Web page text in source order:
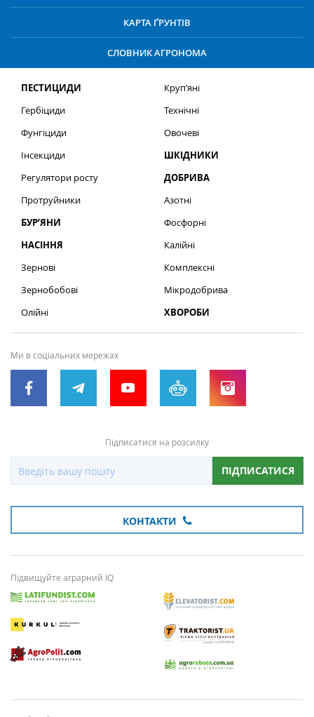
КАРТА ҐРУНТІВ
СЛОВНИК АГРОНОМА
ПЕСТИЦИДИ
Гербіциди
Фунгіциди
Інсекциди
Регулятори росту
Протруйники
БУР’ЯНИ
НАСІННЯ
Зернові
Зернобобові
Олійні
Круп’яні
Технічні
Овочеві
ШКІДНИКИ
ДОБРИВА
Азотні
Фосфорні
Калійні
Комплексні
Мікродобрива
ХВОРОБИ
Ми в соціальних мережах
Підписатися на розсилку
ПІДПИСАТИСЯ
КОНТАКТИ
Підвищуйте аграрний IQ